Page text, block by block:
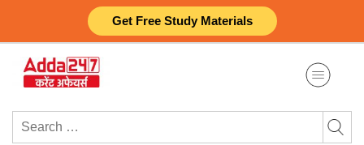
Get Free Study Materials
content
Search